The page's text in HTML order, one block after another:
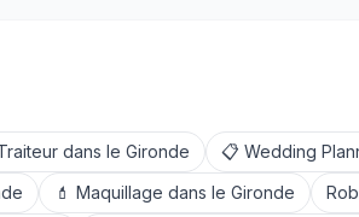
dans le Gironde 📋 Wedding
💄 Maquillage dans le Gironde